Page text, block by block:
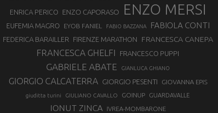
ENRICA PERICO ENZO CAPORASO ENZO MERSI
EUFEMIA MAGRO EYOB FANIEL FABIO BAZZANA FABIOLA CONTI
FEDERICA BARAILLER FIRENZE MARATHON FRANCESCA CANEPA
FRANCESCA GHELFI FRANCESCO PUPPI
GABRIELE ABATE GIANLUCA GHIANO
GIORGIO CALCATERRA GIORGIO PESENTI GIOVANNA EPIS
giuditta turini GIULIANO CAVALLO GOINUP GUARDAVALLE
IONUT ZINCA IVREA-MOMBARONE